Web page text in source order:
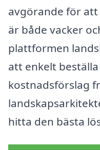
avgörande för
är både vacker
plattformen
att enkelt
kostnadsförslag
hitta den bästa